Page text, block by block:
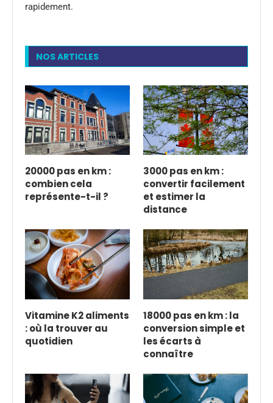
rapidement.
NOS ARTICLES
20000 pas en km :
combien cela
représente-t-il ?
3000 pas en km :
convertir facilement
et estimer la
distance
Vitamine K2 aliments
: où la trouver au
quotidien
18000 pas en km : la
conversion simple et
les écarts à
connaître